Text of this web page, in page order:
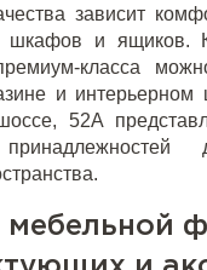
зависит
шкафов и ящиков.
класса
и
52А
мебельной